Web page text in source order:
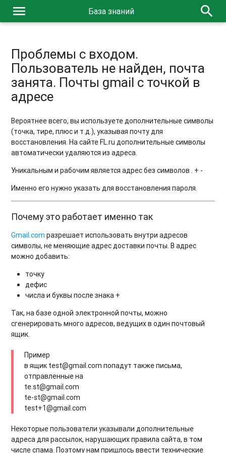
menu База знаний search
Проблемы с входом.
Пользователь не найден, почта
занята. Почты gmail с точкой в
адресе
Вероятнее всего, вы используете дополнительные символы
(точка, тире, плюс и т.д.), указывая почту для
восстановления. На сайте FL.ru дополнительные символы
автоматически удаляются из адреса.
Уникальным и рабочим является адрес без символов . + -
Именно его нужно указать для восстановления пароля.
Почему это работает именно так
Gmail.com разрешает использовать внутри адресов
символы, не меняющие адрес доставки почты. В адрес
можно добавить:
точку
дефис
числа и буквы после знака +
Так, на базе одной электронной почты, можно
сгенерировать много адресов, ведущих в один почтовый
ящик.
Пример
в ящик test@gmail.com попадут также письма,
отправленные на
te.st@gmail.com
te-st@gmail.com
test+1@gmail.com
Некоторые пользователи указывали дополнительные
адреса для рассылок, нарушающих правила сайта, в том
числе спама. Поэтому нам пришлось ввести технические